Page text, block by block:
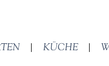
| KÜCHE |